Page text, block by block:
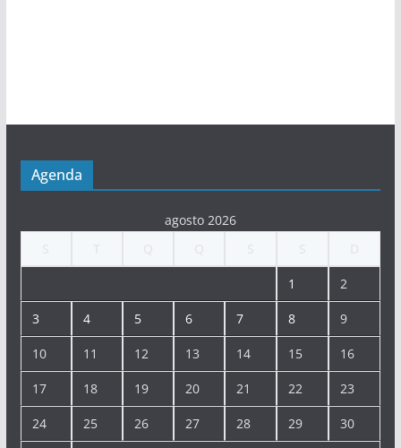
Agenda
agosto 2026
1 2
3 4 5 6 7 8 9
10 11 12 13 14 15 16
17 18 19 20 21 22 23
24 25 26 27 28 29 30